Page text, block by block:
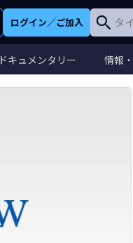
ログイン／ご加入
ドキュメンタリー 情報